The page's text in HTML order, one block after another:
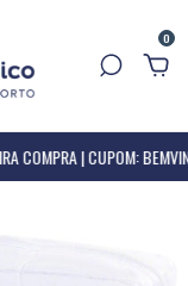
0
COMPRA | CUPOM: